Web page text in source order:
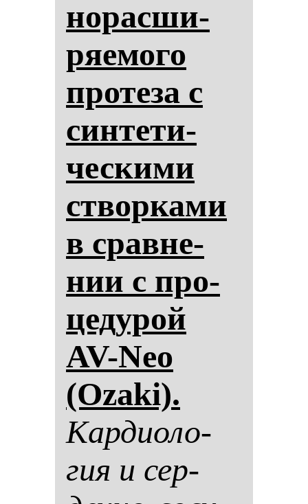
но­рас­ши­
ря­емо­го
про­те­за с
син­те­ти­
чес­ки­ми
створ­ка­ми
в срав­не­
нии с про­
це­ду­рой
AV-Neo
(Ozaki).
Кар­ди­оло­
гия и сер­